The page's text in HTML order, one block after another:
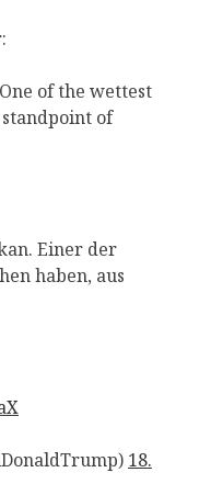
of the wettest
of
Einer der
haben, aus
18.